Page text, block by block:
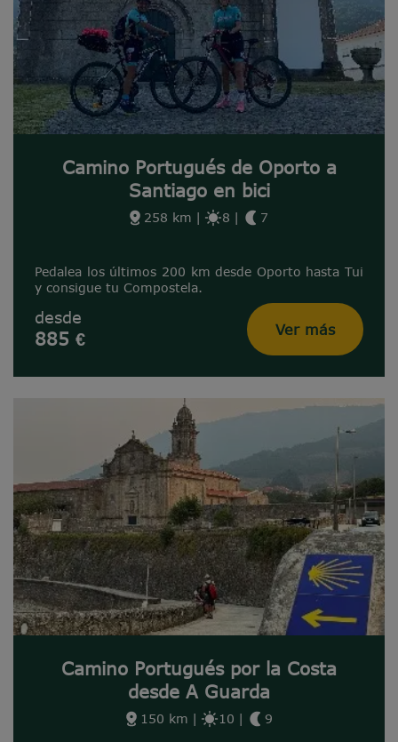
Camino Portugués de Oporto a
Santiago en bici
258 km | 8 | 7
Pedalea los últimos 200 km desde Oporto hasta Tui
y consigue tu Compostela.
desde
885 € Ver más
Camino Portugués por la Costa
desde A Guarda
150 km | 10 | 9